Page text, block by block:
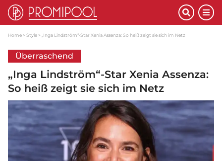
Home Style „Inga Lindström“-Star Xenia Assenza: So heiß zeigt sie sich im Netz
Überraschend
„Inga Lindström“-Star Xenia Assenza:
So heiß zeigt sie sich im Netz